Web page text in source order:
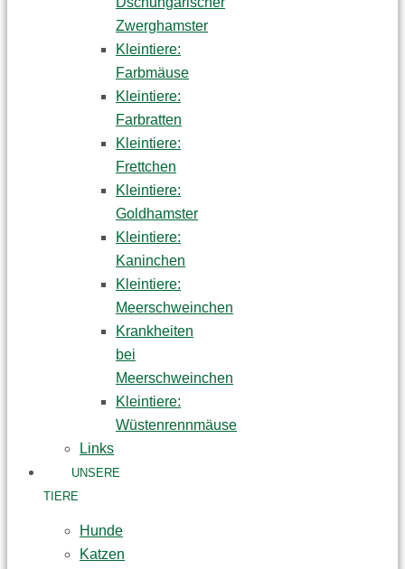
Zwerghamster
Kleintiere:
Farbmäuse
Kleintiere:
Farbratten
Kleintiere:
Frettchen
Kleintiere:
Goldhamster
Kleintiere:
Kaninchen
Kleintiere:
Meerschweinchen
Krankheiten
bei
Meerschweinchen
Kleintiere:
Wüstenrennmäuse
Links
UNSERE
TIERE
Hunde
Katzen